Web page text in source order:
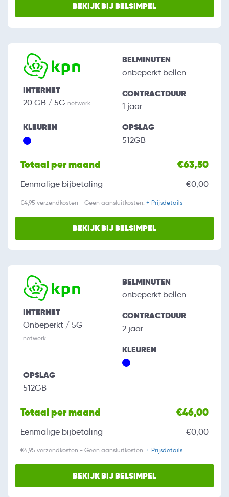
BEKIJK BIJ BELSIMPEL
INTERNET
20 GB / 5G netwerk
BELMINUTEN
onbeperkt bellen
CONTRACTDUUR
1 jaar
KLEUREN OPSLAG
512GB
Totaal per maand €63,50
Eenmalige bijbetaling €0,00
€4,95 verzendkosten - Geen aansluitkosten. + Prijsdetails
BEKIJK BIJ BELSIMPEL
INTERNET
Onbeperkt / 5G
netwerk
BELMINUTEN
onbeperkt bellen
CONTRACTDUUR
2 jaar
KLEUREN
OPSLAG
512GB
Totaal per maand €46,00
Eenmalige bijbetaling €0,00
€4,95 verzendkosten - Geen aansluitkosten. + Prijsdetails
BEKIJK BIJ BELSIMPEL